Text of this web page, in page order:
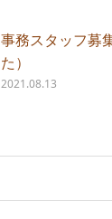
事務スタッフ募
た）
2021.08.13